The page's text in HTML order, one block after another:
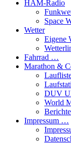
HAM-Radio
Space
Wetter
Eigene
Fahrrad …
Marathon &
DUV
World
Berichte
Impressum …